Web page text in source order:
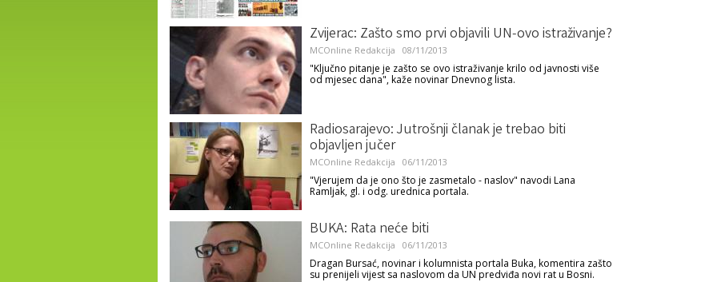
Zvijerac: Zašto smo prvi objavili UN-ovo istraživanje?
MCOnline Redakcija 08/11/2013
"Ključno pitanje je zašto se ovo istraživanje krilo od javnosti više
od mjesec dana", kaže novinar Dnevnog lista.
Radiosarajevo: Jutrošnji članak je trebao biti
objavljen jučer
MCOnline Redakcija 06/11/2013
"Vjerujem da je ono što je zasmetalo - naslov" navodi Lana
Ramljak, gl. i odg. urednica portala.
BUKA: Rata neće biti
MCOnline Redakcija 06/11/2013
Dragan Bursać, novinar i kolumnista portala Buka, komentira zašto
su prenijeli vijest sa naslovom da UN predviđa novi rat u Bosni.